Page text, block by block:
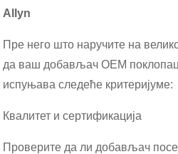
Allyn
Пре него што наручите на
да ваш добављач OEM
испуњава следеће критеријуме:
Квалитет и сертификација
Проверите да ли добављач